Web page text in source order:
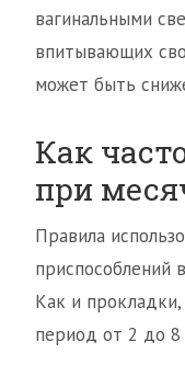
вагинальными
впитывающих
может быть
Как
при
Правила
приспособлений
Как и
период от 2 до 8